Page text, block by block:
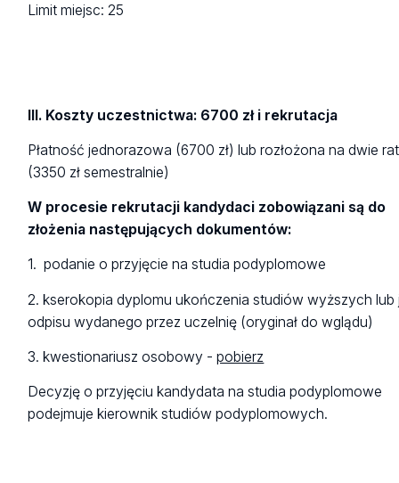
Limit miejsc: 25
III. Koszty uczestnictwa: 6700 zł i rekrutacja
Płatność jednorazowa (6700 zł) lub rozłożona na dwie
(3350 zł semestralnie)
W procesie rekrutacji kandydaci zobowiązani są do
złożenia następujących dokumentów:
1. podanie o przyjęcie na studia podyplomowe
2. kserokopia dyplomu ukończenia studiów wyższych lub
odpisu wydanego przez uczelnię (oryginał do wglądu)
3. kwestionariusz osobowy -pobierz
Decyzję o przyjęciu kandydata na studia podyplomowe
podejmuje kierownik studiów podyplomowych.